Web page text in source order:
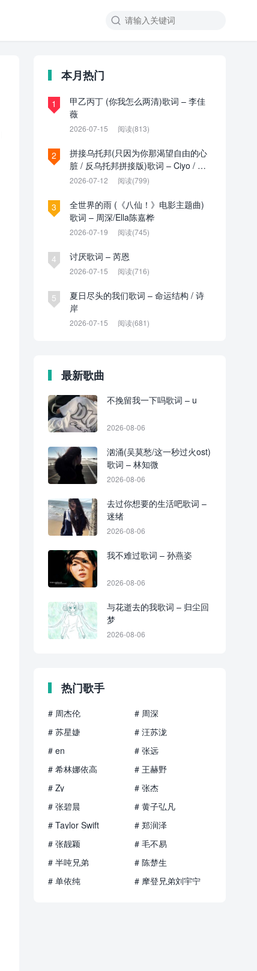

本月热门
1
甲乙丙丁 (你我怎么两清)歌词 – 李佳
薇
2026-07-15 阅读(813)
2
拼接乌托邦(只因为你那渴望自由的心
脏 / 反乌托邦拼接版)歌词 – Ciyo / 见
过夏天P / 乌托邦P
2026-07-12 阅读(799)
3
全世界的雨 (《八仙！》电影主题曲)
歌词 – 周深/Ella陈嘉桦
2026-07-19 阅读(745)
4 讨厌歌词 – 芮恩
2026-07-15 阅读(716)
5
夏日尽头的我们歌词 – 命运结构 / 诗
岸
2026-07-15 阅读(681)
最新歌曲
不挽留我一下吗歌词 – u
2026-08-06
汹涌(吴莫愁/这一秒过火ost)
歌词 – 林知微
2026-08-06
去过你想要的生活吧歌词 –
迷绪
2026-08-06
我不难过歌词 – 孙燕姿
2026-08-06
与花逝去的我歌词 – 归尘回
梦
2026-08-06
热门歌手
# 周杰伦
# 周深
# 苏星婕
# 汪苏泷
# en
# 张远
# 希林娜依高
# 王赫野
# Zy
# 张杰
# 张碧晨
# 黄子弘凡
# Taylor Swift
# 郑润泽
# 张靓颖
# 毛不易
# 半吨兄弟
# 陈楚生
# 单依纯
# 摩登兄弟刘宇宁